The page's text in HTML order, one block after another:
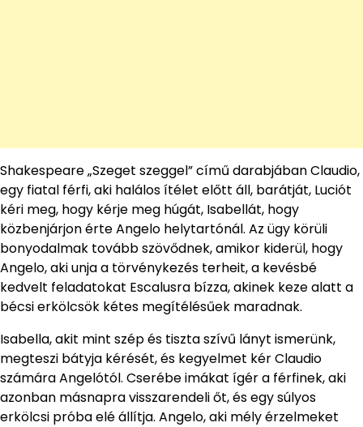
Shakespeare „Szeget szeggel” című darabjában Claudio,
egy fiatal férfi, aki halálos ítélet előtt áll, barátját, Luciót
kéri meg, hogy kérje meg húgát, Isabellát, hogy
közbenjárjon érte Angelo helytartónál. Az ügy körüli
bonyodalmak tovább szövődnek, amikor kiderül, hogy
Angelo, aki unja a törvénykezés terheit, a kevésbé
kedvelt feladatokat Escalusra bízza, akinek keze alatt a
bécsi erkölcsök kétes megítélésűek maradnak.
Isabella, akit mint szép és tiszta szívű lányt ismerünk,
megteszi bátyja kérését, és kegyelmet kér Claudio
számára Angelótól. Cserébe imákat ígér a férfinek, aki
azonban másnapra visszarendeli őt, és egy súlyos
erkölcsi próba elé állítja. Angelo, aki mély érzelmeket